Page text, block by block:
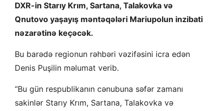
DXR-in Starıy Krım, Sartana, Talakovka və
Qnutovo yaşayış məntəqələri Mariupolun inzibati
nəzarətinə keçəcək.
Bu barədə regionun rəhbəri vəzifəsini icra edən
Denis Puşilin məlumat verib.
“Bu gün respublikanın cənubuna səfər zamanı
sakinlər Starıy Krım, Sartana, Talakovka və